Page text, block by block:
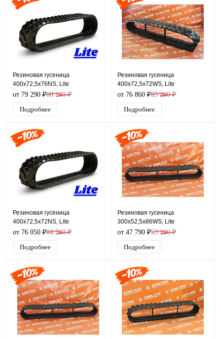
Резиновая гусеница
400x72,5x76NS, Lite
от 79 290 ₽88 100 ₽
Подробнее
Резиновая гусеница
400x72,5x72WS, Lite
от 76 860 ₽85 400 ₽
Подробнее
Резиновая гусеница
400x72,5x72NS, Lite
от 76 050 ₽84 500 ₽
Подробнее
Резиновая гусеница
300x52,5x86WS, Lite
от 47 790 ₽53 100 ₽
Подробнее